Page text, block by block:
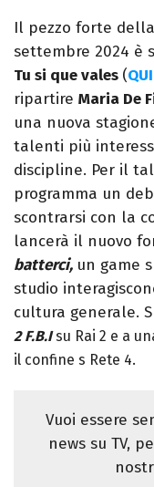
Il pezzo forte
settembre 2024 è
Tu si que vales (QUI
ripartire Maria De
una nuova
talenti più
discipline. Per il
programma un
scontrarsi con la
lancerà il nuovo
batterci, un game
studio
cultura generale.
2 F.B.Isu Rai 2 e a
il confine s Rete 4.
Vuoi essere
news su TV,